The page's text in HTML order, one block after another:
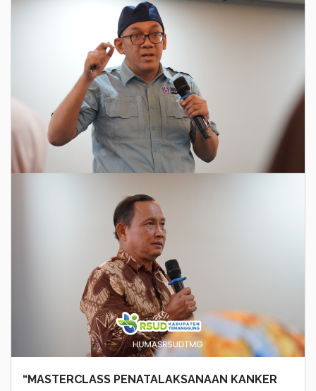
“MASTERCLASS PENATALAKSANAAN KANKER